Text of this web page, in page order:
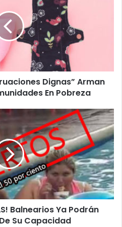
Dignas” Arman
En Pobreza
Balnearios Ya Podrán
Su Capacidad